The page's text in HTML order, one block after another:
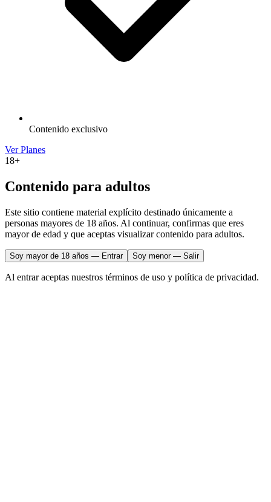
Contenido exclusivo
Ver Planes
18+
Contenido para adultos
Este sitio contiene material explícito destinado únicamente a
personas mayores de 18 años. Al continuar, confirmas que eres
mayor de edad y que aceptas visualizar contenido para adultos.
Soy mayor de 18 años — Entrar Soy menor — Salir
Al entrar aceptas nuestros términos de uso y política de privacidad.